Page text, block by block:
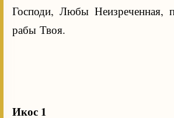
Господи, Любы Неизреченная,
рабы Твоя.
Икос 1